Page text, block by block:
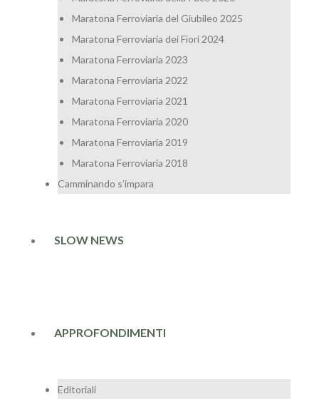
Maratona Ferroviaria del Giubileo 2025
Maratona Ferroviaria dei Fiori 2024
Maratona Ferroviaria 2023
Maratona Ferroviaria 2022
Maratona Ferroviaria 2021
Maratona Ferroviaria 2020
Maratona Ferroviaria 2019
Maratona Ferroviaria 2018
Camminando s’impara
SLOW NEWS
APPROFONDIMENTI
Editoriali